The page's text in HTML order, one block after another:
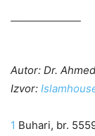
Autor: Dr.
Izvor:
1 Buhari, br.